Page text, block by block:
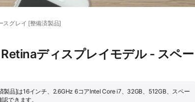
スグレイ [整備済製品]
ディスプレイモデル - スペー
品]は16インチ、2.6GHz 6コアIntel Core i7、32GB、512GB、スペー
できます。